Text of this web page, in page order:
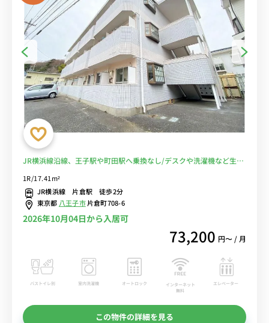
JR横浜線沿線、王子駅や町田駅へ乗換なし/デスクや洗濯機など生活
1R/17.41m²
JR横浜線 片倉駅 徒歩2分
東京都 八王子市片倉町708-6
2026年10月04日から入居可
73,200 円〜 / 月
バストイレ別 室内洗濯機 オートロック
インターネット
無料
エレベーター
この物件の詳細を見る